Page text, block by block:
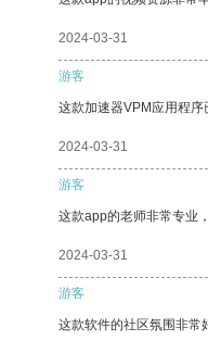
2024-03-31
游客
这款加速器VPM应用程
2024-03-31
游客
这款app的老师非常专业
2024-03-31
游客
这款软件的社区氛围非常